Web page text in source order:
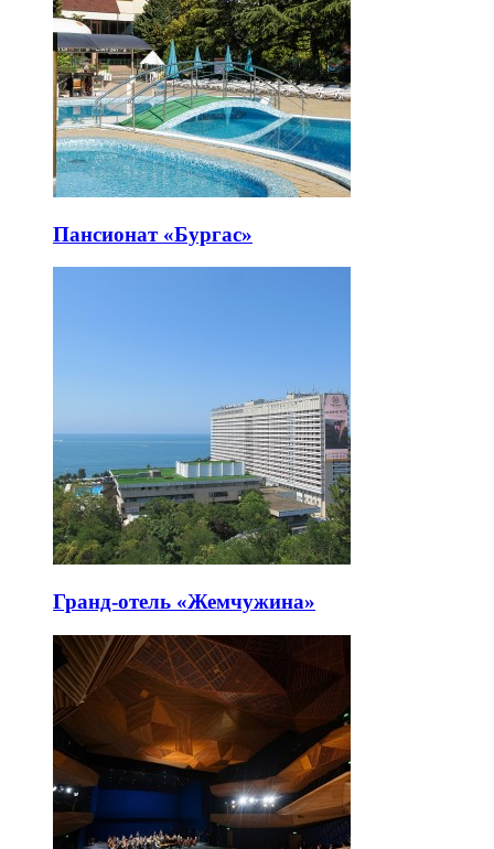
Пансионат «Бургас»
Гранд-отель «Жемчужина»